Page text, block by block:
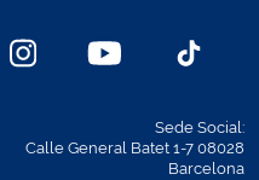
Sede Social:
Calle General Batet 1-7 08028
Barcelona